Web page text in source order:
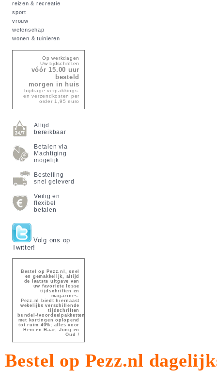
reizen & recreatie
sport
vrouw
wetenschap
wonen & tuinieren
Op werkdagen
Uw tijdschriften
vóór 15.00 uur
besteld
morgen in huis
bijdrage verpakkings-
en verzendkosten per
order 1,95 euro
Altijd
bereikbaar
Betalen via
Machtiging
mogelijk
Bestelling
snel geleverd
Veilig en
flexibel
betalen
Volg ons op
Twitter!
Bestel op Pezz.nl, snel
en gemakkelijk, altijd
de laatste uitgave van
uw favoriete losse
tijdschriften en
magazines.
Pezz.nl biedt hiernaast
wekelijks verschillende
tijdschriften
bundel-/voordeelpakketten
met kortingen oplopend
tot ruim 40%; alles voor
Hem en Haar, Jong en
Oud !
Bestel op Pezz.nl